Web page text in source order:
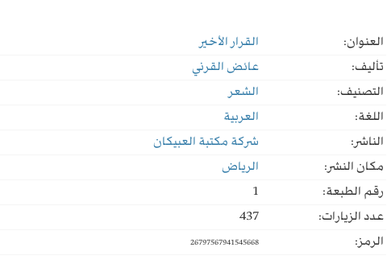
العنوان:
القرار الأخير
تأليف:
عائض القرني
التصنيف:
الشعر
اللغة:
العربية
الناشر:
شركة مكتبة العبيكان
مكان النشر:
الرياض
رقم الطبعة:
1
عدد الزيارات:
437
الرمز:
26797567941545668